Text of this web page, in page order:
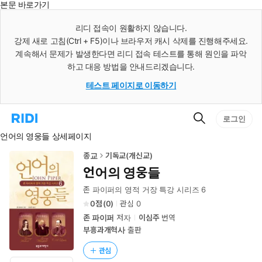
본문 바로가기
리디 접속이 원활하지 않습니다.
강제 새로 고침(Ctrl + F5)이나 브라우저 캐시 삭제를 진행해주세요.
계속해서 문제가 발생한다면 리디 접속 테스트를 통해 원인을 파악
하고 대응 방법을 안내드리겠습니다.
테스트 페이지로 이동하기
리
홈
로
이
동
검
로그인
언어의 영웅들 상세페이지
종교 기독교(개신교)
언어의 영웅들
존 파이퍼의 영적 거장 특강 시리즈 6
0
(0) 관심 0
존 파이퍼 저자 이심주번역
부흥과개혁사출판
관심